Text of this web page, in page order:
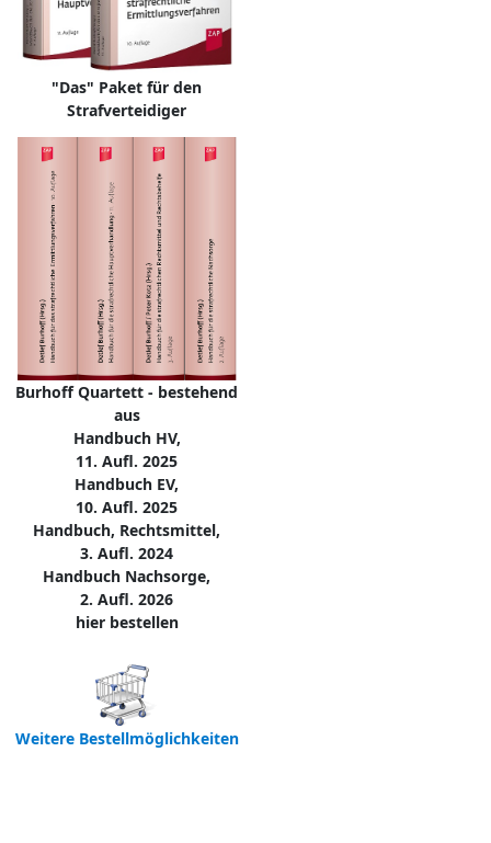
"Das" Paket für den
Strafverteidiger
Burhoff Quartett - bestehend
aus
Handbuch HV,
11. Aufl. 2025
Handbuch EV,
10. Aufl. 2025
Handbuch, Rechtsmittel,
3. Aufl. 2024
Handbuch Nachsorge,
2. Aufl. 2026
hier bestellen
Weitere Bestellmöglichkeiten